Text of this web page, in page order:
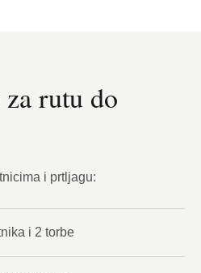
rutu do
i prtljagu:
i 2 torbe